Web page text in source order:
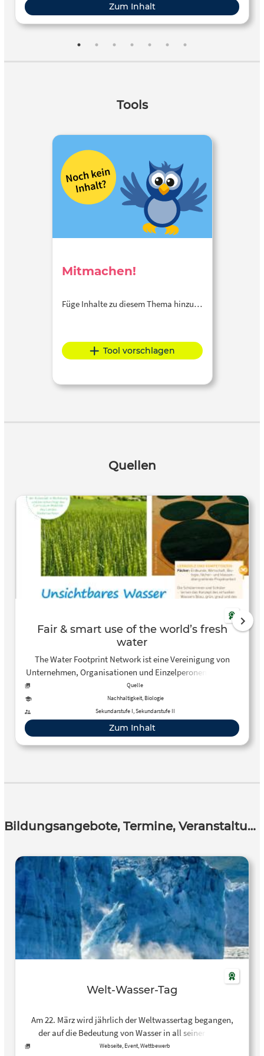
Zum Inhalt
Tools
Mitmachen!
Füge Inhalte zu diesem Thema hinzu…
Tool vorschlagen
Quellen
Fair & smart use of the world’s fresh
water
The Water Footprint Network ist eine Vereinigung von
Unternehmen, Organisationen und Einzelperonen mit dem
Ziel, die Probleme der gerechten Vertielung von Wasser zu
Lehrer*innen diverse Erklärungen, ein Tool zur Berechnung
ihres ganz persönlichen Wasserfußabdrucks, weitere
interaktive Tools, Publikationen und auch
Unterrichtsmaterialien. Stöbern erwünscht!
Quelle
Nachhaltigkeit, Biologie
Sekundarstufe I, Sekundarstufe II
Zum Inhalt
Bildungsangebote, Termine, Veranstaltungen
Welt-Wasser-Tag
Am 22. März wird jährlich der Weltwassertag begangen,
der auf die Bedeutung von Wasser in all seiner Form
hinweisen soll. In 2025 geht es um das gefrorene Wasser,
Webseite, Event, Wettbewerb